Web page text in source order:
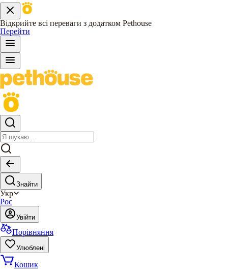
Відкрийте всі переваги з додатком Pethouse
Перейти
Знайти
Укр
Рос
Увійти
Порівняння
Улюблені
Кошик